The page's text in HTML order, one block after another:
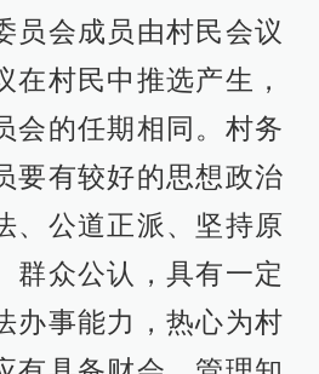
员会成员由村民会议
在村民中推选产生，
会的任期相同。村务
要有较好的思想政治
、公道正派、坚持原
群众公认，具有一定
办事能力，热心为村